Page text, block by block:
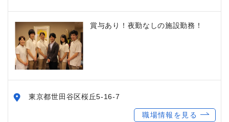
賞与あり！夜勤なしの施設勤務！
東京都世田谷区桜丘5-16-7
職場情報を見る